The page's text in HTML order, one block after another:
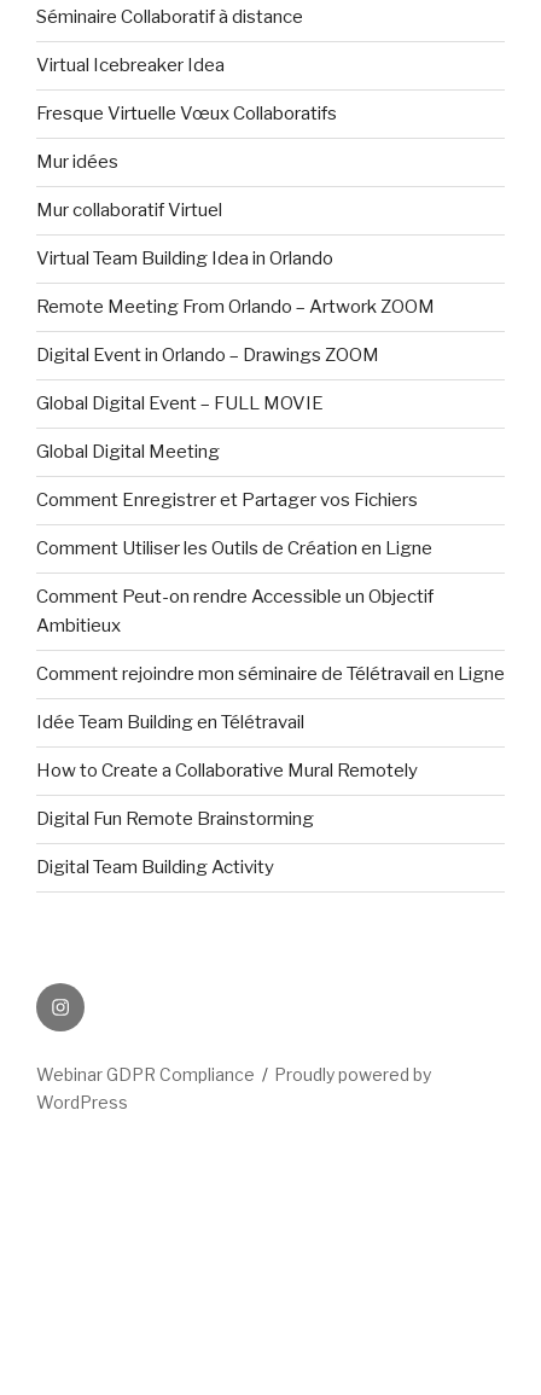
Séminaire Collaboratif à distance
Virtual Icebreaker Idea
Fresque Virtuelle Vœux Collaboratifs
Mur idées
Mur collaboratif Virtuel
Virtual Team Building Idea in Orlando
Remote Meeting From Orlando – Artwork ZOOM
Digital Event in Orlando – Drawings ZOOM
Global Digital Event – FULL MOVIE
Global Digital Meeting
Comment Enregistrer et Partager vos Fichiers
Comment Utiliser les Outils de Création en Ligne
Comment Peut-on rendre Accessible un Objectif
Ambitieux
Comment rejoindre mon séminaire de Télétravail en Ligne
Idée Team Building en Télétravail
How to Create a Collaborative Mural Remotely
Digital Fun Remote Brainstorming
Digital Team Building Activity
INSTAGRAM
Webinar GDPR Compliance
Proudly powered by
WordPress